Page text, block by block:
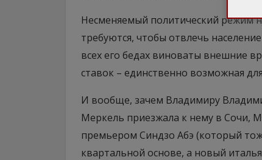
Несменяемый политический режим
требуются, чтобы отвлечь
всех его бедах виноваты внешние
ставок – единственно возможная
И вообще, зачем Владимиру
Меркель приезжала к нему в Сочи,
премьером Синдзо Абэ (который
квартальной основе, а новый